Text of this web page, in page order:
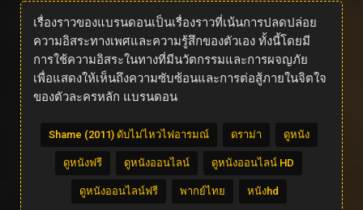
เรื่องราวของแบรนดอนเป็นเรื่องราวที่เน้นการปลดปล่อย
ความอิสระทางเพศและความรู้สึกของตัวเอง ทั้งนี้โดยมี
การใช้ความอิสระในทางที่มีนวัตกรรมและการผจญภัย
เพื่อแสดงให้เห็นถึงความซับซ้อนและการต่อสู้ภายในจิตใจ
ของตัวละครหลัก แบรนดอน
Shame (2011) ดับไม่ไหวไฟอารมณ์ ดราม่า ดูหนัง
ดูหนังฟรี ดูหนังออนไลน์ ดูหนังออนไลน์ HD
ดูหนังออนไลน์ฟรี พากย์ไทย หนังhd